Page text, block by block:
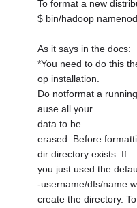
To format a new
$ bin/hadoop
As it says in the docs:
*You need to do this
op installation.
Do notformat a
ause all your
data to be
erased. Before
dir directory exists. If
you just used the
-username/dfs/name
create the directory.